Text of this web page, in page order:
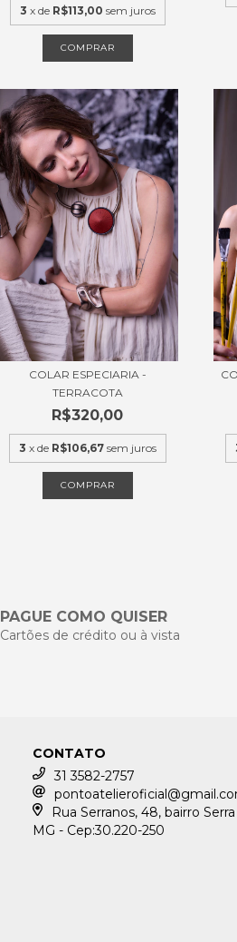
3 x de R$113,00 sem juros
COMPRAR
COLAR ESPECIARIA -
TERRACOTA
R$320,00
3 x de R$106,67 sem juros
COMPRAR
PAGUE COMO QUISER
Cartões de crédito ou à vista
CONTATO
31 3582-2757
Rua Serranos, 48, bairro
MG - Cep:30.220-250